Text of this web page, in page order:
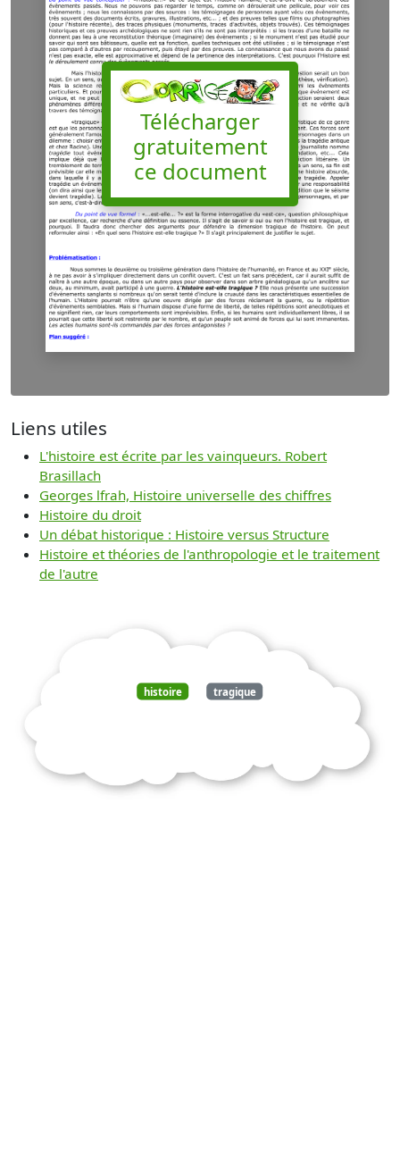
Télécharger
gratuitement
ce document
Liens utiles
L'histoire est écrite par les vainqueurs. Robert
Brasillach
Georges lfrah, Histoire universelle des chiffres
Histoire du droit
Un débat historique : Histoire versus Structure
Histoire et théories de l'anthropologie et le traitement
de l'autre
histoire tragique